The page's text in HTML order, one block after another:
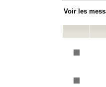
Voir les